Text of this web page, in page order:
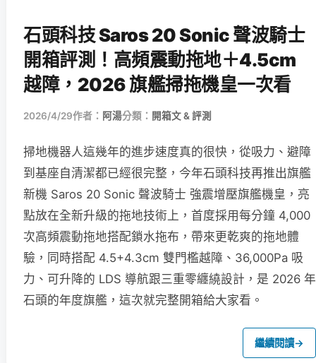
石頭科技 Saros 20 Sonic 聲波騎士
開箱評測！高頻震動拖地＋4.5cm
越障，2026 旗艦掃拖機皇一次看
2026/4/29作者： 阿湯分類： 開箱文 & 評測
掃地機器人這幾年的進步速度真的很快，從吸力、避障
到基座自清潔都已經很完整，今年石頭科技再推出旗艦
新機 Saros 20 Sonic 聲波騎士 強震增壓旗艦機皇，亮
點放在全新升級的拖地技術上，首度採用每分鐘 4,000
次高頻震動拖地搭配鎖水拖布，帶來更乾爽的拖地體
驗，同時搭配 4.5+4.3cm 雙門檻越障、36,000Pa 吸
力、可升降的 LDS 導航跟三重零纏繞設計，是 2026 年
石頭的年度旗艦，這次就完整開箱給大家看。
繼續閱讀→